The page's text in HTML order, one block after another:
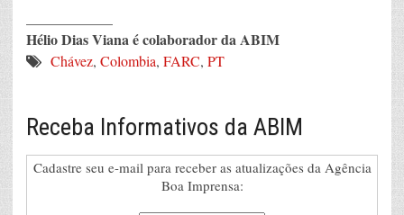
Hélio Dias Viana é colaborador da ABIM
Chávez, Colombia, FARC, PT
Receba Informativos da ABIM
Cadastre seu e-mail para receber as atualizações da Agência
Boa Imprensa: